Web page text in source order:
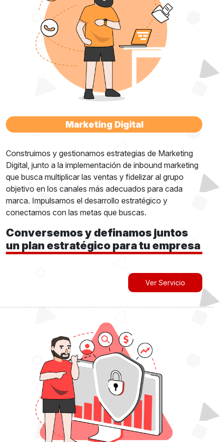
Marketing Digital
Construimos y gestionamos estrategias de Marketing
Digital, junto a la implementación de inbound marketing
que busca multiplicar las ventas y fidelizar al grupo
objetivo en los canales más adecuados para cada
marca. Impulsamos el desarrollo estratégico y
conectamos con las metas que buscas.
Conversemos y definamos juntos
un plan estratégico para tu empresa
Ver Servicio